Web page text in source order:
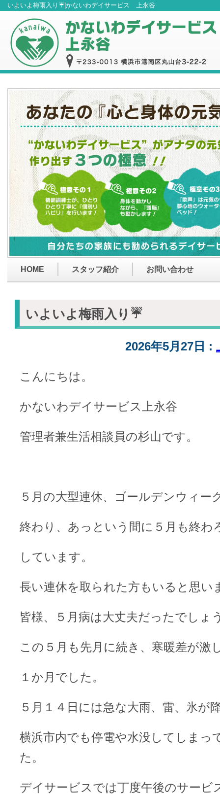
いよいよ梅雨入り☔|かないわデイサービス 上永谷
HOME スタッフ紹介 お問い合わせ
いよいよ梅雨入り☔
2026年5月27日 :
こんにちは。
かないわデイサービス上永谷
管理者兼生活相談員の杉山です。
５月の大型連休、ゴールデンウィー
終わり、あっという間に５月も終わ
しています。
長い連休を取られた方もいると思い
皆様、５月病は大丈夫だったでしょ
この５月も先月に続き、寒暖差が激
１か月でした。
５月１４日には急な大雨、雷、氷が
横浜市内でも停電や水没してしまっ
た。
デイサービスでは丁度午後のサービ